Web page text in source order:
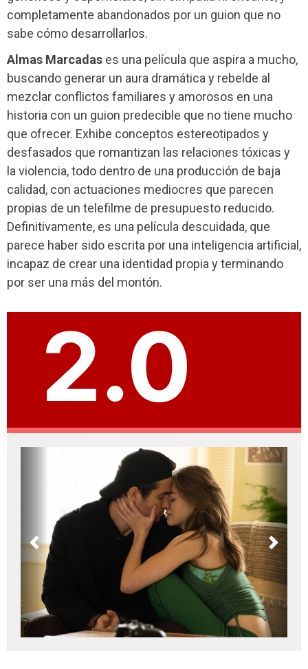
completamente abandonados por un guion que no
sabe cómo desarrollarlos.
Almas Marcadas es una película que aspira a mucho,
buscando generar un aura dramática y rebelde al
mezclar conflictos familiares y amorosos en una
historia con un guion predecible que no tiene mucho
que ofrecer. Exhibe conceptos estereotipados y
desfasados que romantizan las relaciones tóxicas y
la violencia, todo dentro de una producción de baja
calidad, con actuaciones mediocres que parecen
propias de un telefilme de presupuesto reducido.
Definitivamente, es una película descuidada, que
parece haber sido escrita por una inteligencia artificial,
incapaz de crear una identidad propia y terminando
por ser una más del montón.
2.0
Previous Next